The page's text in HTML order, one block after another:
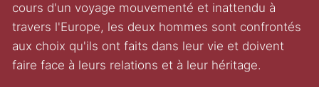
cours d'un voyage mouvementé et inattendu à
travers l'Europe, les deux hommes sont confrontés
aux choix qu'ils ont faits dans leur vie et doivent
faire face à leurs relations et à leur héritage.